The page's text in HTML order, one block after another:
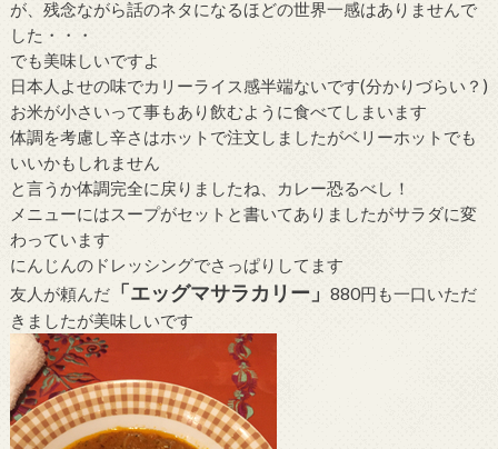
が、残念ながら話のネタになるほどの世界一感はありませんで
した・・・
でも美味しいですよ
日本人よせの味でカリーライス感半端ないです(分かりづらい？)
お米が小さいって事もあり飲むように食べてしまいます
体調を考慮し辛さはホットで注文しましたがベリーホットでも
いいかもしれません
と言うか体調完全に戻りましたね、カレー恐るべし！
メニューにはスープがセットと書いてありましたがサラダに変
わっています
にんじんのドレッシングでさっぱりしてます
友人が頼んだ「エッグマサラカリー」 880円も一口いただ
きましたが美味しいです